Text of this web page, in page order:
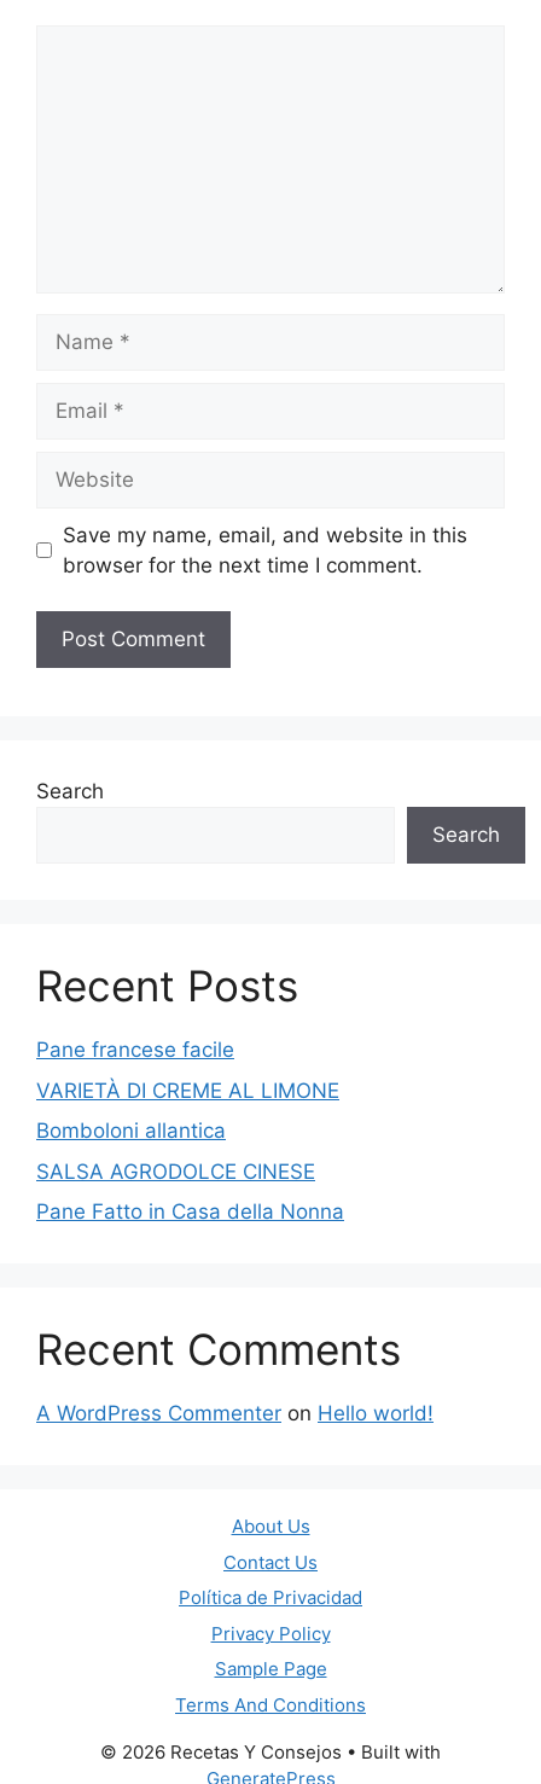
Save my name, email, and website in this
browser for the next time I comment.
Search
Search
Recent Posts
Pane francese facile
VARIETÀ DI CREME AL LIMONE
Bomboloni allantica
SALSA AGRODOLCE CINESE
Pane Fatto in Casa della Nonna
Recent Comments
A WordPress Commenter on Hello world!
About Us
Contact Us
Política de Privacidad
Privacy Policy
Sample Page
Terms And Conditions
© 2026 Recetas Y Consejos • Built with
GeneratePress